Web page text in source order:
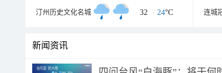
汀州历史文化名城 32 / 24°C 连城
新闻资讯